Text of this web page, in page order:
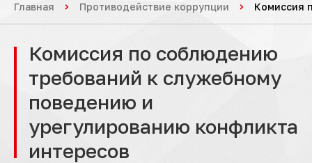
Главная Противодействие коррупции Комиссия
Комиссия по соблюдению
требований к служебному
поведению и
урегулированию конфликта
интересов